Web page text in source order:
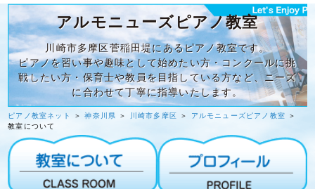
アルモニューズピアノ教室
川崎市多摩区菅稲田堤にあるピアノ教室です。
ピアノを習い事や趣味として始めたい方・コンクールに挑
戦したい方・保育士や教員を目指している方など、ニーズ
に合わせて丁寧に指導いたします。
ピアノ教室ネット ＞神奈川県 ＞ 川崎市多摩区 ＞ アルモニューズピアノ教室 ＞
教室について